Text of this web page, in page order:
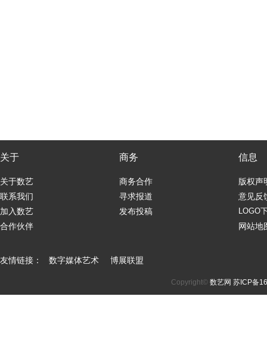
关于
关于数艺
联系我们
加入数艺
合作伙伴
商务
商务合作
寻求报道
发布投稿
信息
版权声
意见反
LOGO
网站地
友情链接： 数字媒体艺术 博展联盟
Copyright© 数艺网 苏ICP备